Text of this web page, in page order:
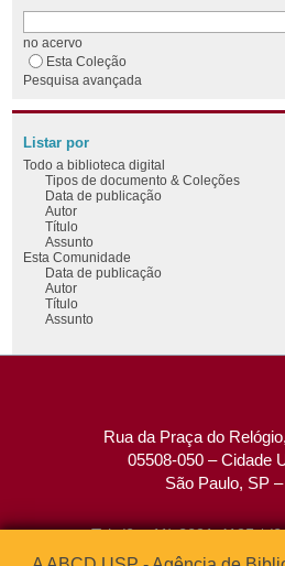
no acervo
Esta Coleção
Pesquisa avançada
Listar por
Todo a biblioteca digital
Tipos de documento & Coleções
Data de publicação
Autor
Título
Assunto
Esta Comunidade
Data de publicação
Autor
Título
Assunto
Rua da Praça do
05508-050 – Cidade
São Paulo, SP
Tel: (0xx11) 3091-4195 /
Fax: (0xx11)